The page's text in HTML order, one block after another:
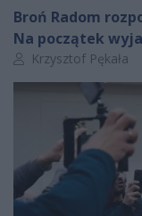
Broń Radom
Na początek
Autor artykułu:
Krzysztof Pękała